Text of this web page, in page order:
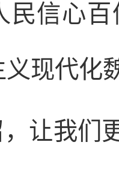
民信心
现代化
让我们